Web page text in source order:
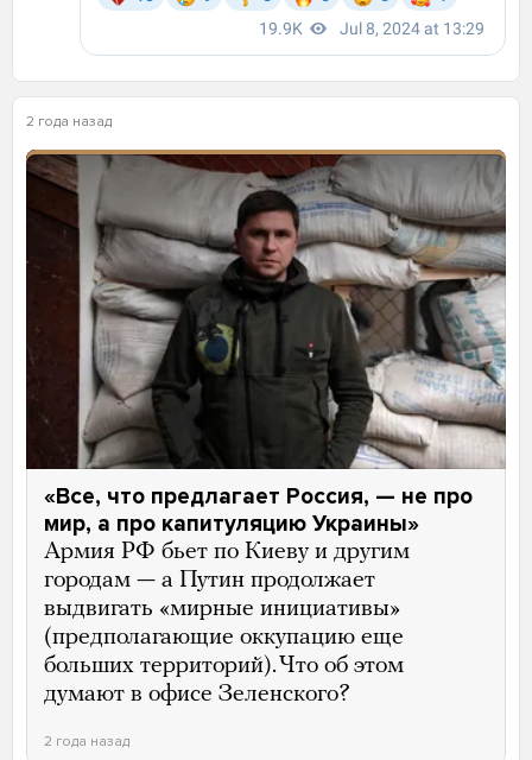
2 года назад
«Все, что предлагает Россия, — не про
мир, а про капитуляцию Украины»
Армия РФ бьет по Киеву и другим
городам — а Путин продолжает
выдвигать «мирные инициативы»
(предполагающие оккупацию еще
больших территорий). Что об этом
думают в офисе Зеленского?
2 года назад